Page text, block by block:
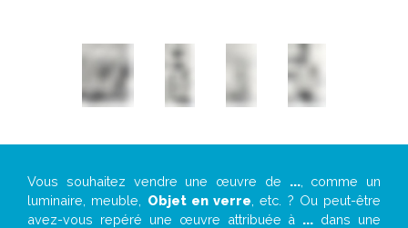
Vous souhaitez vendre une œuvre de ..., comme un
luminaire, meuble, Objet en verre , etc. ? Ou peut-être
avez-vous repéré une œuvre attribuée à ... dans une